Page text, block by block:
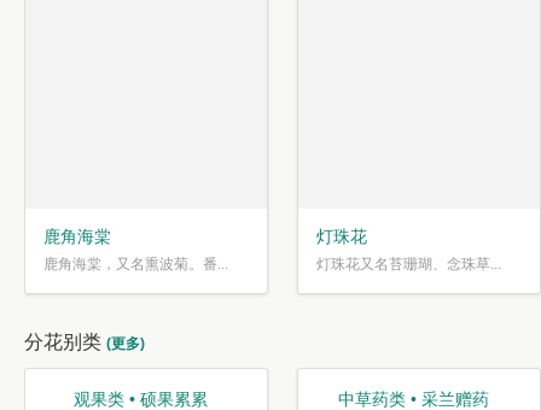
鹿角海棠
鹿角海棠，又名熏波菊。番...
灯珠花
灯珠花又名苔珊瑚、念珠草...
分花别类 (更多)
观果类 • 硕果累累 中草药类 • 采兰赠药